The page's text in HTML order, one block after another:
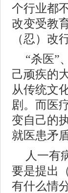
个行业都
改变受教
（忍）改
“杀医”
己顽疾的
从传统文
剧。而医
变自己的
就医患矛
人一有
要是提出
有什么情